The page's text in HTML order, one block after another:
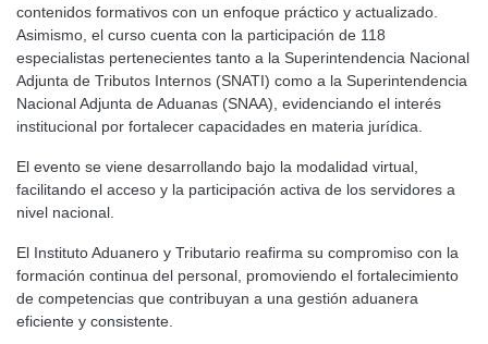
contenidos formativos con un enfoque práctico y actualizado.
Asimismo, el curso cuenta con la participación de 118
especialistas pertenecientes tanto a la Superintendencia Nacional
Adjunta de Tributos Internos (SNATI) como a la Superintendencia
Nacional Adjunta de Aduanas (SNAA), evidenciando el interés
institucional por fortalecer capacidades en materia jurídica.
El evento se viene desarrollando bajo la modalidad virtual,
facilitando el acceso y la participación activa de los servidores a
nivel nacional.
El Instituto Aduanero y Tributario reafirma su compromiso con la
formación continua del personal, promoviendo el fortalecimiento
de competencias que contribuyan a una gestión aduanera
eficiente y consistente.